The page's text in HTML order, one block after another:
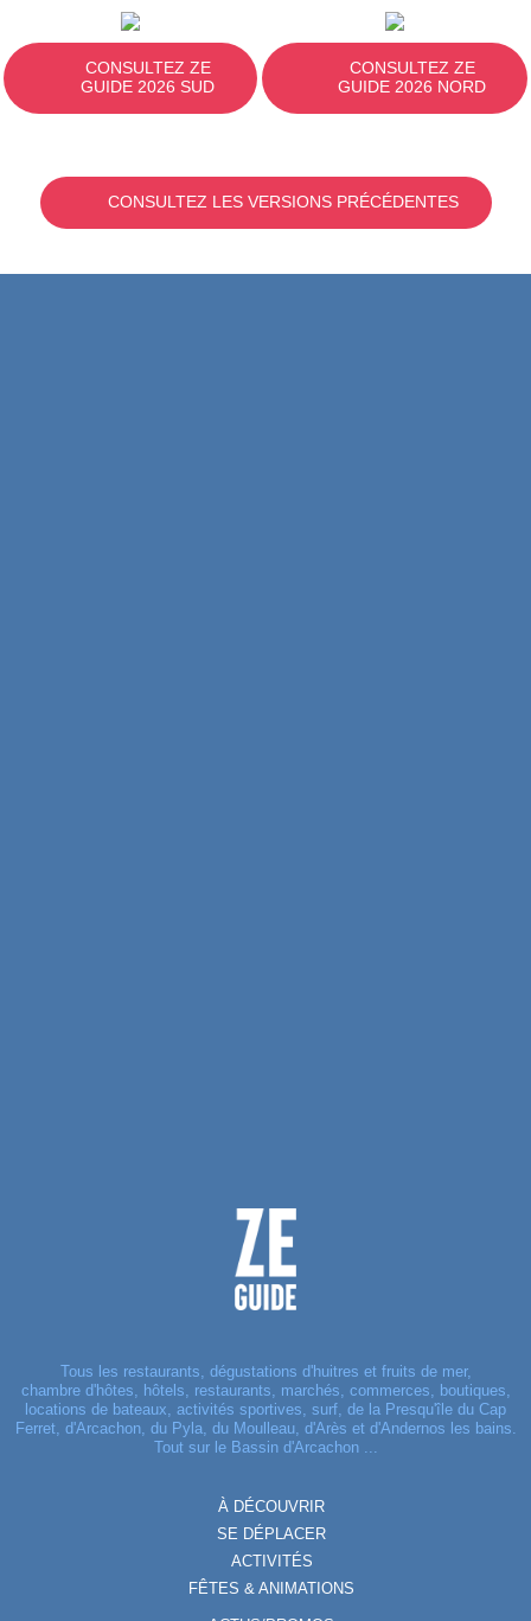
CONSULTEZ ZE
GUIDE 2026 SUD
CONSULTEZ ZE
GUIDE 2026 NORD
CONSULTEZ LES VERSIONS PRÉCÉDENTES
Tous les restaurants, dégustations d'huitres et fruits de mer,
chambre d'hôtes, hôtels, restaurants, marchés, commerces, boutiques,
locations de bateaux, activités sportives, surf, de la Presqu'île du Cap
Ferret, d'Arcachon, du Pyla, du Moulleau, d'Arès et d'Andernos les bains.
Tout sur le Bassin d'Arcachon ...
À DÉCOUVRIR
SE DÉPLACER
ACTIVITÉS
FÊTES & ANIMATIONS